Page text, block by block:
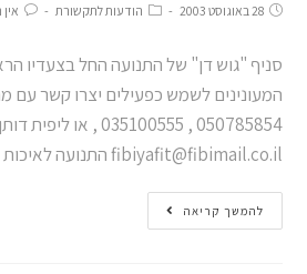
28 באוגוסט 2003 הודעות לתקשורת
סניף "גוש דן" של התנועה החל בצעדיו
המעונינים לשמש כפעילים יצרו קשר עם
050785854 , 035100555 , או ליפית דותן
fibiyafit@fibimail.co.ilהתנועה
להמשך קריאה